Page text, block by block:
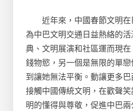
近年來，中國春節文明
為中巴文明交通日益熱絡的
典、文明展演和社區運而現
錢物慾，另一個是無限的單
到讓她無法平衡。動讓更多
接觸中國傳統文明，在歡聲
明的懂得與尊敬，促進中巴